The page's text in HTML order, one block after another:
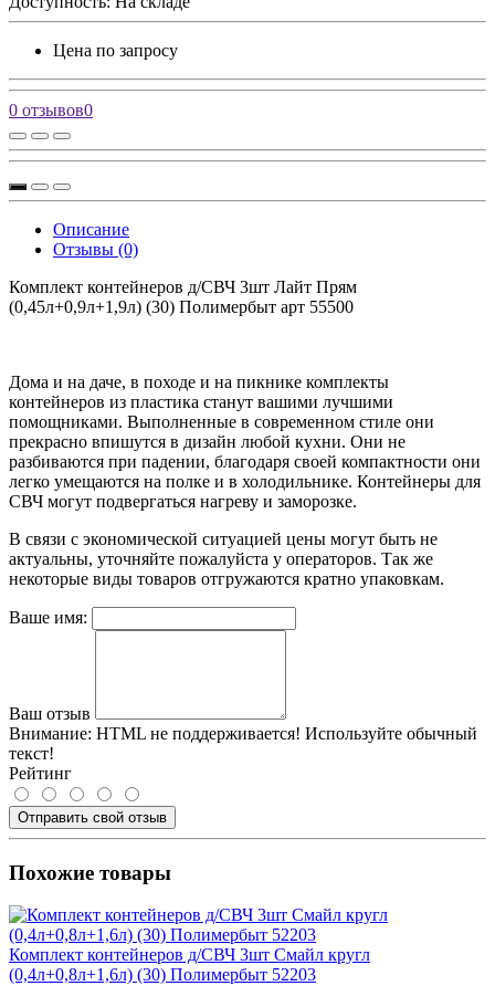
Цена по запросу
0 отзывов0
Описание
Отзывы (0)
Комплект контейнеров д/СВЧ 3шт Лайт Прям
(0,45л+0,9л+1,9л) (30) Полимербыт арт 55500
Дома и на даче, в походе и на пикнике комплекты
контейнеров из пластика станут вашими лучшими
помощниками. Выполненные в современном стиле они
прекрасно впишутся в дизайн любой кухни. Они не
разбиваются при падении, благодаря своей компактности они
легко умещаются на полке и в холодильнике. Контейнеры для
СВЧ могут подвергаться нагреву и заморозке.
В связи с экономической ситуацией цены могут быть не
актуальны, уточняйте пожалуйста у операторов. Так же
некоторые виды товаров отгружаются кратно упаковкам.
Ваше имя:
Ваш отзыв
Внимание: HTML не поддерживается! Используйте обычный
текст!
Рейтинг
Отправить свой отзыв
Похожие товары
Комплект контейнеров д/СВЧ 3шт Смайл кругл
(0,4л+0,8л+1,6л) (30) Полимербыт 52203